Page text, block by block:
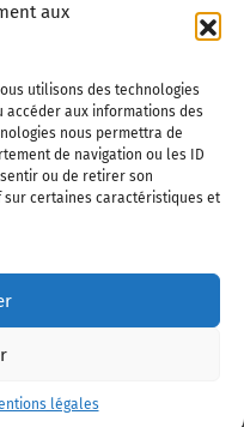
aux
utilisons des technologies
aux informations des
nous permettra de
de navigation ou les ID
ou de retirer son
certaines caractéristiques et
légales
Publiez votre annonce
Nous contacter
(UE)